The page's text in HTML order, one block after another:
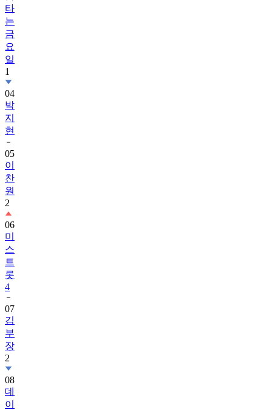
타
는
금
요
일
1
04
박
지
현
05
이
찬
원
2
06
미
스
트
롯
4
07
김
부
장
2
08
데
이